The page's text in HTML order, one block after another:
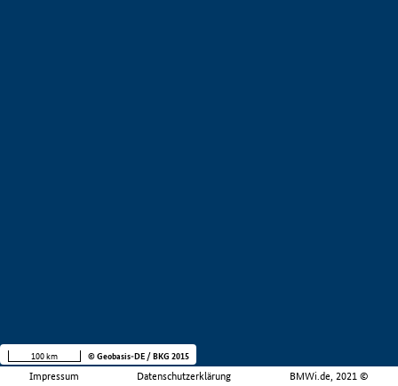
Impressum Datenschutzerklärung BMWi.de, 2021 ©
100 km © Geobasis-DE / BKG 2015